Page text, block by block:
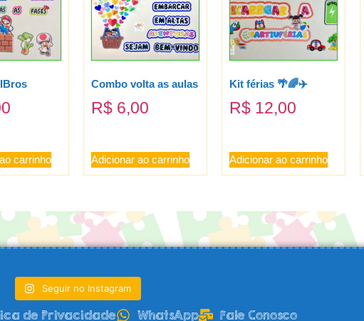
carrinho
Combo volta as aulas
R$ 6,00
Adicionar ao carrinho
Kit férias 🌴🌈✈️
R$ 12,00
Adicionar ao carrinho
Seguir no Instagram
de Privacidade WhatsApp Fale Conosco